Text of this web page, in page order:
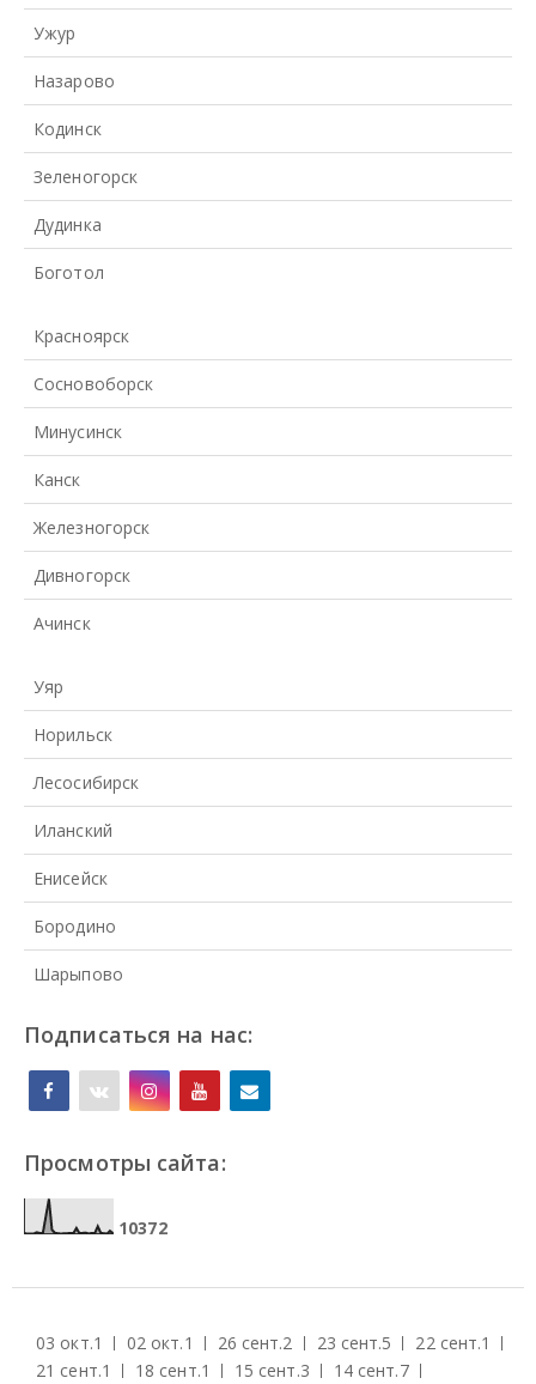
Ужур
Назарово
Кодинск
Зеленогорск
Дудинка
Боготол
Красноярск
Сосновоборск
Минусинск
Канск
Железногорск
Дивногорск
Ачинск
Уяр
Норильск
Лесосибирск
Иланский
Енисейск
Бородино
Шарыпово
Подписаться на нас:
Просмотры сайта:
10372
03 окт.1 02 окт.1 26 сент.2 23 сент.5 22 сент.1
21 сент.1 18 сент.1 15 сент.3 14 сент.7